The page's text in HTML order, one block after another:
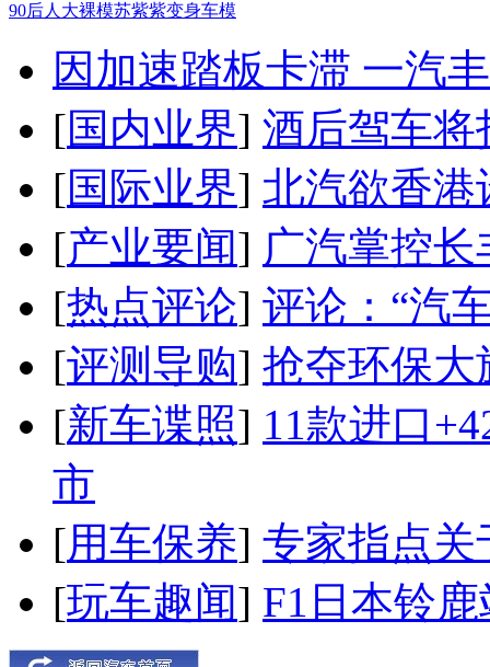
90后人大裸模苏紫紫变身车模
因加速踏板卡滞 一汽
[国内业界] 酒后驾车将
[国际业界] 北汽欲香港
[产业要闻] 广汽掌控
[热点评论] 评论：“汽
[评测导购] 抢夺环保大
[新车谍照] 11款进口
市
[用车保养] 专家指点关
[玩车趣闻] F1日本铃